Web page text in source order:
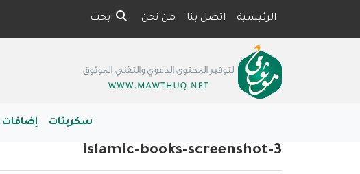
الرئيسية اتصل بنا من نحن ابحث
سكربتات إضافات WordPress
islamic-books-screenshot-3